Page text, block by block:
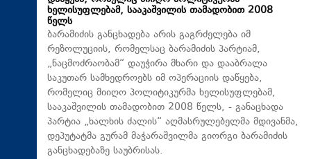
ხელისუფლებამ, სააკაშვილის თამადობით 2008
წელს
ბარამიძის განცხადება არის გაგრძელება იმ
რეზოლუციის, რომელსაც ბარამიძის პარტიამ,
„ნაცმოძრაობამ“ დაუჭირა მხარი და დააბრალა
საკუთარ სამხედროებს იმ ოპერაციის დაწყება,
რომელიც მიიღო პოლიტიკურმა ხელისუფლებამ,
სააკაშვილის თამადობით 2008 წელს, - განაცხადა
პარტია „ხალხის ძალის“ აღმასრულებელმა მდივანმა,
დეპუტატმა გურამ მაჭარაშვილმა გიორგი ბარამიძის
განცხადებაზე საუბრისას.